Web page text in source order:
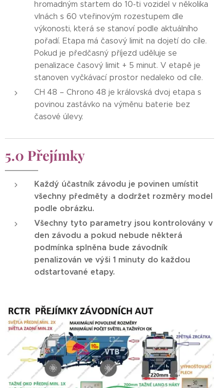
hromadným startem do 10-ti vozidel v několika
vlnách s 60 vteřinovým rozestupem dle
výkonosti, která se stanoví podle aktuálního
pořadí. Etapa má časový limit na dojetí do cíle.
Pokud je předčasný příjezd uděluje se
penalizace časový limit + 5 minut. V etapě je
stanoven vyčkávací prostor nedaleko od cíle.
CH 48 – Chrono 48 je královská dvoj etapa s
povinou zastávko na výměnu baterie bez
časové úlevy.
5.0 Přejímky
Každý účastník závodu je povinen umístit
všechny předměty a dodržet rozměry model
podle obrázku.
Všechny tyto parametry jsou kontrolovány v
den závodu a pokud nebude některá
podmínka splněna bude závodník
penalizován ve výši 1 minuty do každou
odstartované etapy.